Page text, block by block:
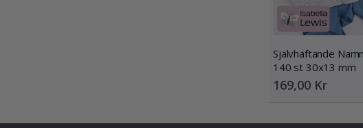
Självhäftande
140 st 30x13 mm
169,00 Kr